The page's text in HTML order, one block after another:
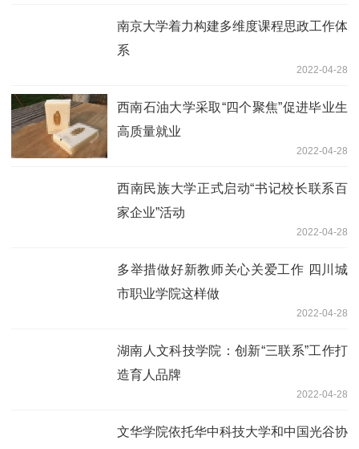
南京大学着力构建多维度课程思政工作体
系
2022-04-28
西南石油大学采取“四个聚焦”促进毕业生
高质量就业
2022-04-28
西南民族大学正式启动“书记校长联系百
家企业”活动
2022-04-28
多举措做好新教师关心关爱工作 四川城
市职业学院这样做
2022-04-28
湖南人文科技学院：创新“三联系”工作打
造育人品牌
2022-04-28
文华学院依托华中科技大学和中国光谷协